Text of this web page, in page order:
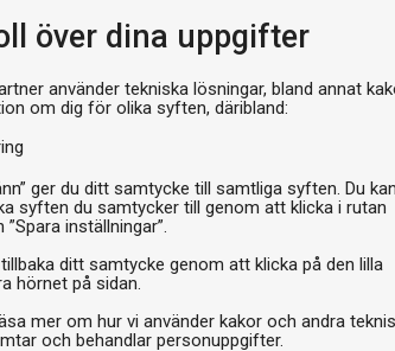
över dina uppgifter
använder tekniska lösningar, bland annat
om dig för olika syften, däribland:
ger du ditt samtycke till samtliga syften. Du kan
syften du samtycker till genom att klicka i rutan
inställningar”.
ditt samtycke genom att klicka på den lilla
hörnet på sidan.
mer om hur vi använder kakor och andra
och
Om produkten
Varumärke
Storlek